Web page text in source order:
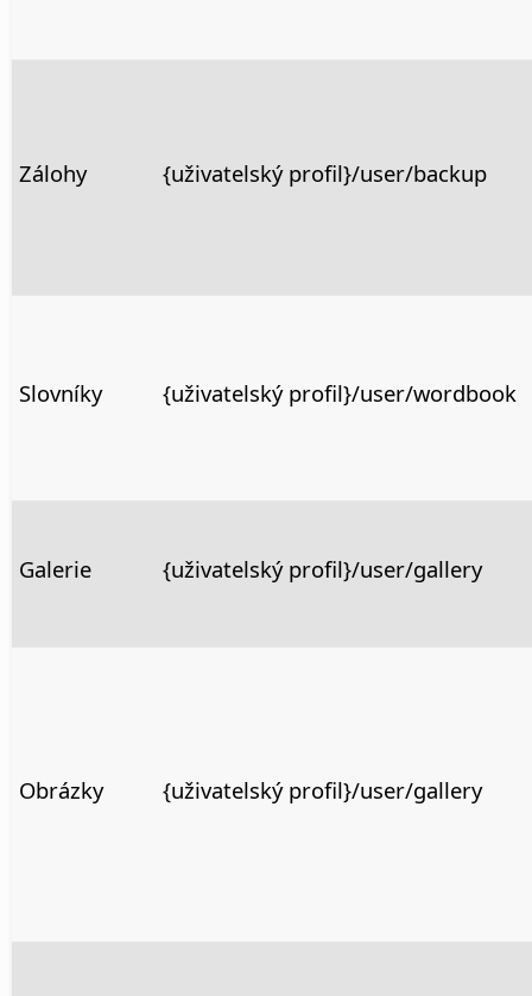
Zálohy {uživatelský profil}/user/backup
Slovníky {uživatelský profil}/user/wordbook
Galerie {uživatelský profil}/user/gallery
Obrázky {uživatelský profil}/user/gallery